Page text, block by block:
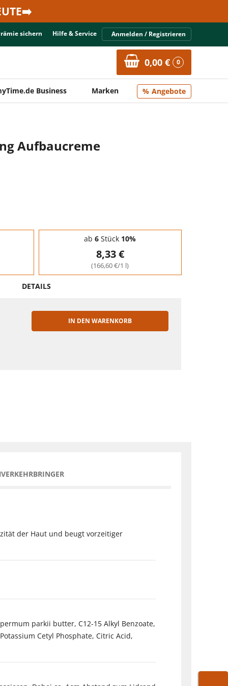
sichern Hilfe & Service Anmelden / Registrieren
0,00 € 0
Business Marken Angebote
Aufbaucreme
ab 6 Stück 10%
8,33 €
(166,60 €/1 l)
DETAILS
IN DEN WARENKORB
der Haut und beugt vorzeitiger
parkii butter, C12-15 Alkyl Benzoate,
Cetyl Phosphate, Citric Acid,